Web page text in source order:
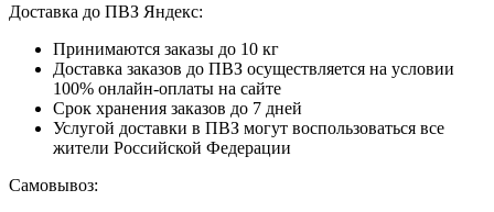
Доставка до ПВЗ Яндекс:
Принимаются заказы до 10 кг
Доставка заказов до ПВЗ осуществляется на условии
100% онлайн-оплаты на сайте
Срок хранения заказов до 7 дней
Услугой доставки в ПВЗ могут воспользоваться все
жители Российской Федерации
Самовывоз: